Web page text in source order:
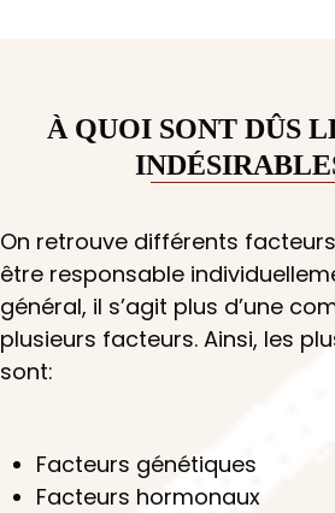
À QUOI SONT DÛS
On retrouve différents
être responsable
général, il s’agit plus d’une
plusieurs facteurs. Ainsi, les
sont:
Facteurs génétiques
Facteurs hormonaux